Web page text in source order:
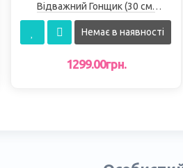
Відважний Гонщик (30 см)
Щенячий патруль Gund
Немає в наявності
1299.00грн.